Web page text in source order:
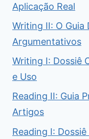
Aplicação Real
Writing II: O
Argumentativos
Writing I: Dossiê
e Uso
Reading II: Guia
Artigos
Reading I: